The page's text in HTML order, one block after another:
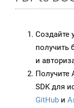
Создайте
получить
и
Получите
SDK для
GitHub и